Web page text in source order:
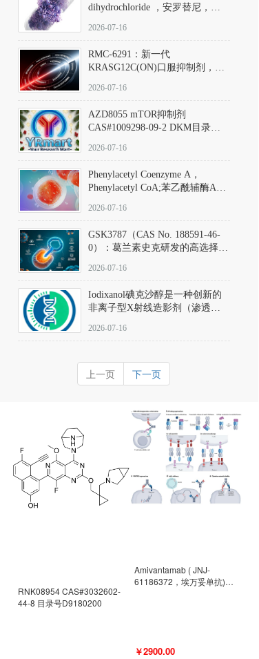
dihydrochloride ，安罗替尼，
Hydrochloride实验方法步骤SOP
2026-07-16
RMC-6291：新一代
KRASG12C(ON)口服抑制剂，
(Elironrasib)CAS#2641998-63-0
2026-07-16
AZD8055 mTOR抑制剂
CAS#1009298-09-2 DKM目录号
激酶抑制剂的深度剖析
2026-07-16
Phenylacetyl Coenzyme A，
Phenylacetyl CoA;苯乙酰辅酶A
2026-07-16
GSK3787（CAS No. 188591-46-
0）：葛兰素史克研发的高选择
抗剂，被广泛视为研究PPARδ核
受体生理功能、信号通路验证及
靶点药理机制的金标准化学探
针。
2026-07-16
Iodixanol碘克沙醇是一种创新的
非离子型X射线造影剂（渗透压
在血管内给药时与血浆等渗的临
号为92339-11-2
2026-07-16
上一页 下一页
RNK08954 CAS#3032602-
44-8 目录号D9180200
Amivantamab ( JNJ-
61186372，埃万妥单抗)
￥2900.00